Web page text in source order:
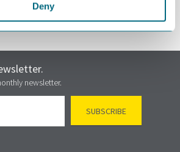
Deny
newsletter.